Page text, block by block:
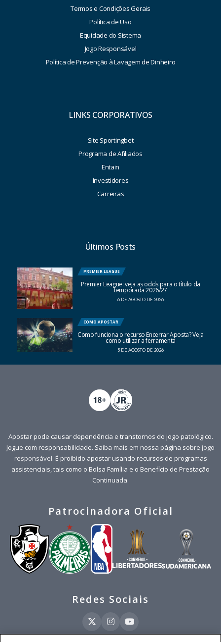
Termos e Condições Gerais
Política de Uso
Equidade do Sistema
Jogo Responsável
Política de Prevenção à Lavagem de Dinheiro
LINKS CORPORATIVOS
Site Sportingbet
Programa de Afiliados
Entain
Investidores
Carreiras
Últimos Posts
PREMIER LEAGUE
Premier League: veja as odds para o título da
temporada 2026/27
6 DE AGOSTO DE 2026
COMO APOSTAR
Como funciona o recurso Encerrar Aposta? Veja
como utilizar a ferramenta
5 DE AGOSTO DE 2026
Apostar pode causar dependência e transtornos do jogo patológico.
Jogue com responsabilidade. Saiba mais em nossa página sobre jogo
responsável. É proibido apostar usando recursos de programas
assistenciais, tais como o Bolsa Família e o Benefício de Prestação
Continuada.
Patrocinadora Oficial
Redes Sociais